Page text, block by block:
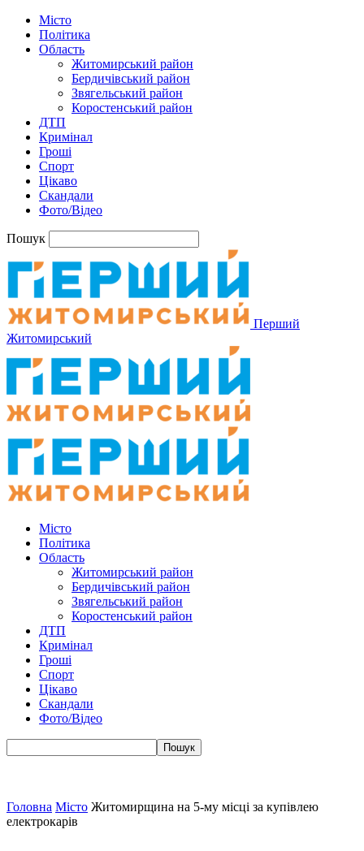
Місто
Політика
Область
Житомирський район
Бердичівський район
Звягельський район
Коростенський район
ДТП
Кримінал
Гроші
Спорт
Цікаво
Скандали
Фото/Відео
Пошук
Перший
Житомирський
Місто
Політика
Область
Житомирський район
Бердичівський район
Звягельський район
Коростенський район
ДТП
Кримінал
Гроші
Спорт
Цікаво
Скандали
Фото/Відео
Головна Місто Житомирщина на 5-му місці за купівлею
електрокарів